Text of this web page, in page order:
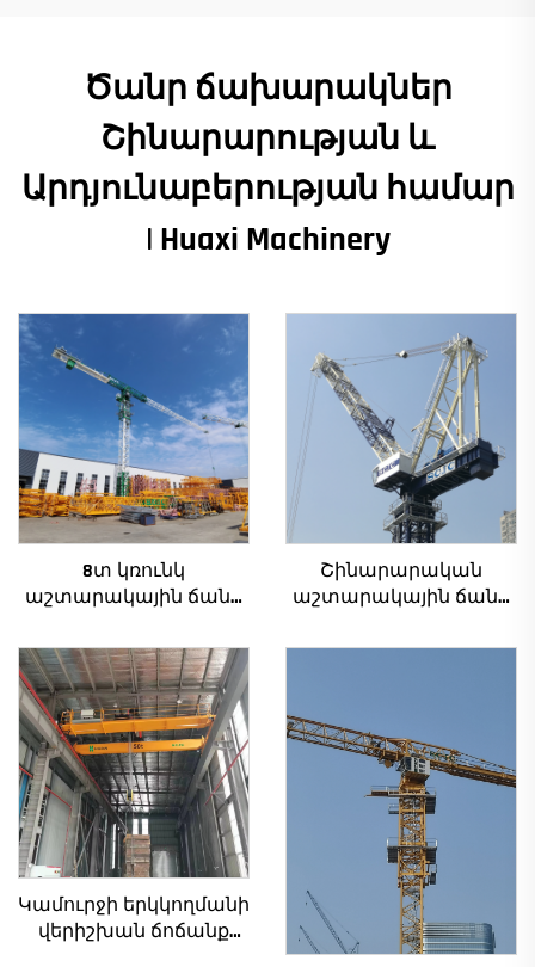
Ծանր ճախարակներ
Շինարարության և
Արդյունաբերության համար
| Huaxi Machinery
8տ կռունկ
աշտարակային ճանկ
մրցունակ գնով
Շինարարական
աշտարակային ճանկ
բեռնամբարի
ատամնանիվի շարժիչ,
աստիճանավոր
ստորին մաս
Կամուրջի երկկողմանի
վերիշխան ճոճանք